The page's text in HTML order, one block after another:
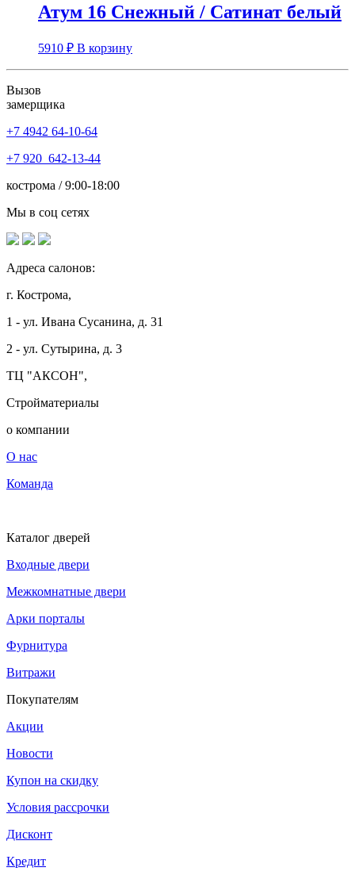
Атум 16 Снежный / Сатинат белый
5910 ₽ В корзину
Вызов
замерщика
+7 4942 64-10-64
+7 920 642-13-44
кострома / 9:00-18:00
Мы в соц сетях
Адреса салонов:
г. Кострома,
1 - ул. Ивана Сусанина, д. 31
2 - ул. Сутырина, д. 3
ТЦ "АКСОН",
Стройматериалы
о компании
О нас
Команда
Каталог дверей
Входные двери
Межкомнатные двери
Арки порталы
Фурнитура
Витражи
Покупателям
Акции
Новости
Купон на скидку
Условия рассрочки
Дисконт
Кредит